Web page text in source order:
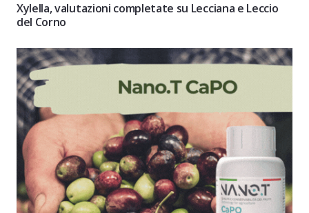
Xylella, valutazioni completate su Lecciana e Leccio
del Corno